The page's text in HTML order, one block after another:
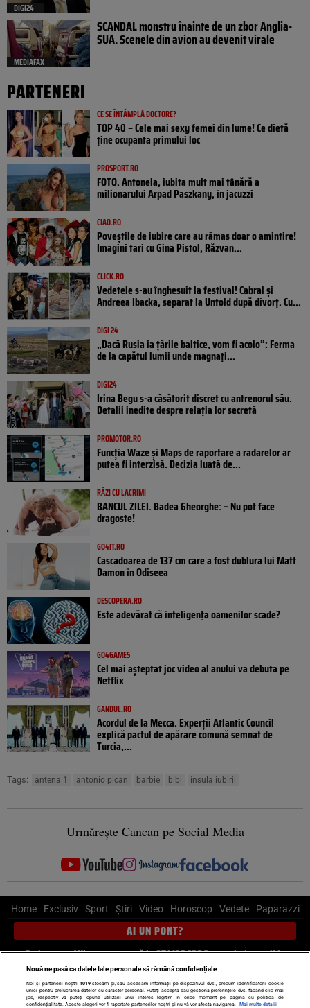
DIGI24
MEDIAFAX
SCANDAL monstru înainte de un zbor Anglia-
SUA. Scenele din avion au devenit virale
PARTENERI
CE SE ÎNTÂMPLĂ DOCTORE?
TOP 40 – Cele mai sexy femei din lume! Ce dietă
ține ocupanta primului loc
PROSPORT.RO
FOTO. Antonela, iubita mult mai tânără a
milionarului Arpad Paszkany, în jacuzzi
CIAO.RO
Poveştile de iubire care au rămas doar o amintire!
Imagini tari cu Gina Pistol, Răzvan...
CLICK.RO
Vedetele s-au înghesuit la festival! Cabral și
Andreea Ibacka, separat la Untold după divorț. Cu...
DIGI 24
„Dacă Rusia ia țările baltice, vom fi acolo”: Ferma
de la capătul lumii unde magnați...
DIGI24
Irina Begu s-a căsătorit discret cu antrenorul său.
Detalii inedite despre relația lor secretă
PROMOTOR.RO
Funcția Waze și Maps de raportare a radarelor ar
putea fi interzisă. Decizia luată de...
RÂZI CU LACRIMI
BANCUL ZILEI. Badea Gheorghe: – Nu pot face
dragoste!
GO4IT.RO
Cascadoarea de 137 cm care a fost dublura lui Matt
Damon în Odiseea
DESCOPERA.RO
Este adevărat că inteligența oamenilor scade?
GO4GAMES
Cel mai așteptat joc video al anului va debuta pe
Netflix
GANDUL.RO
Acordul de la Mecca. Experții Atlantic Council
explică pactul de apărare comună semnat de
Turcia,...
Tags: antena 1 antonio pican barbie bibi insula iubirii
Urmărește Cancan pe Social Media
Home Exclusiv Sport Știri Video Horoscop Vedete Paparazzi
AI UN PONT?
Scrie-ne pe Whatsapp, sună la 0741226226 sau trimite mail la
pont@cancan.ro
Știri interne Știri externe Politică
Nouă ne pasă ca datele tale personale să rămână confidențiale
Noi și partenerii noștri 1019stocăm și/sau accesăm informații pe dispozitivul dvs., precum identificatorii cookie
unici pentru prelucrarea datelor cu caracter personal. Puteți accepta sau gestiona preferințele dvs. făcând clic mai
jos, respectiv vă puteți opune utilizării unui interes legitim în orice moment pe pagina cu politica de
confidențialitate. Aceste alegeri vor fi raportate partenerilor noștri și nu vă vor afecta navigarea.
Mai multe detalii